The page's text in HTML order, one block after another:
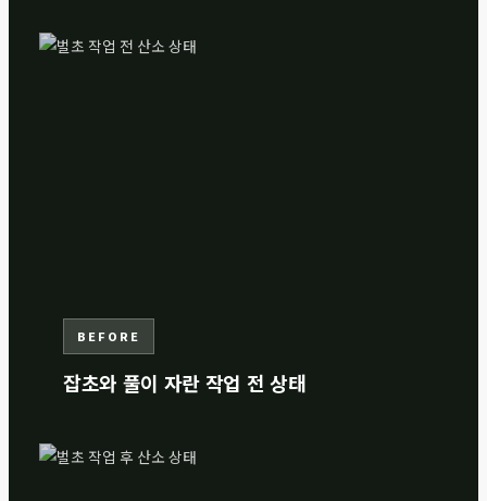
BEFORE
잡초와 풀이 자란 작업 전 상태